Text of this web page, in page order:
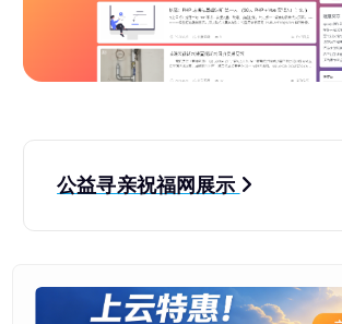
公益寻亲祝福网展示